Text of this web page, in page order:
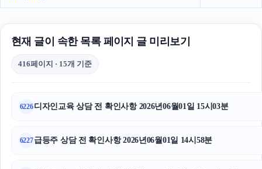
현재 글이 속한 목록 페이지 글 미리보기
416페이지 · 15개 기준
6226디자인교육 상담 전 확인사항 2026년06월01일 15시03분
6227급등주 상담 전 확인사항 2026년06월01일 14시58분